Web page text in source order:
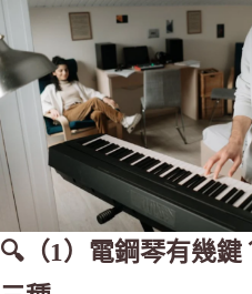
🔍（1）電鋼琴有幾